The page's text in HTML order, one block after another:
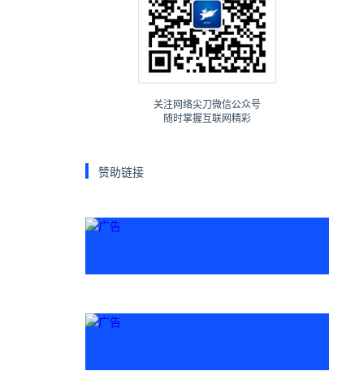
关注网络尖刀微信公众号
随时掌握互联网精彩
赞助链接